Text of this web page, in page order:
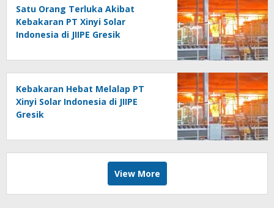
Satu Orang Terluka Akibat
Kebakaran PT Xinyi Solar
Indonesia di JIIPE Gresik
Kebakaran Hebat Melalap PT
Xinyi Solar Indonesia di JIIPE
Gresik
View More